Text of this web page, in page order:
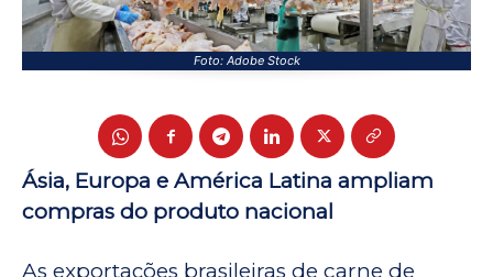
Foto: Adobe Stock
Ásia, Europa e América Latina ampliam
compras do produto nacional
As exportações brasileiras de carne de